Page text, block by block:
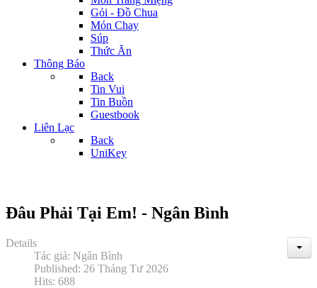
Gỏi - Đồ Chua
Món Chay
Súp
Thức Ăn
Thông Báo
Back
Tin Vui
Tin Buồn
Guestbook
Liên Lạc
Back
UniKey
Đâu Phải Tại Em! - Ngân Bình
Details
Tác giả: Ngân Bình
Published: 26 Tháng Tư 2026
Hits: 688